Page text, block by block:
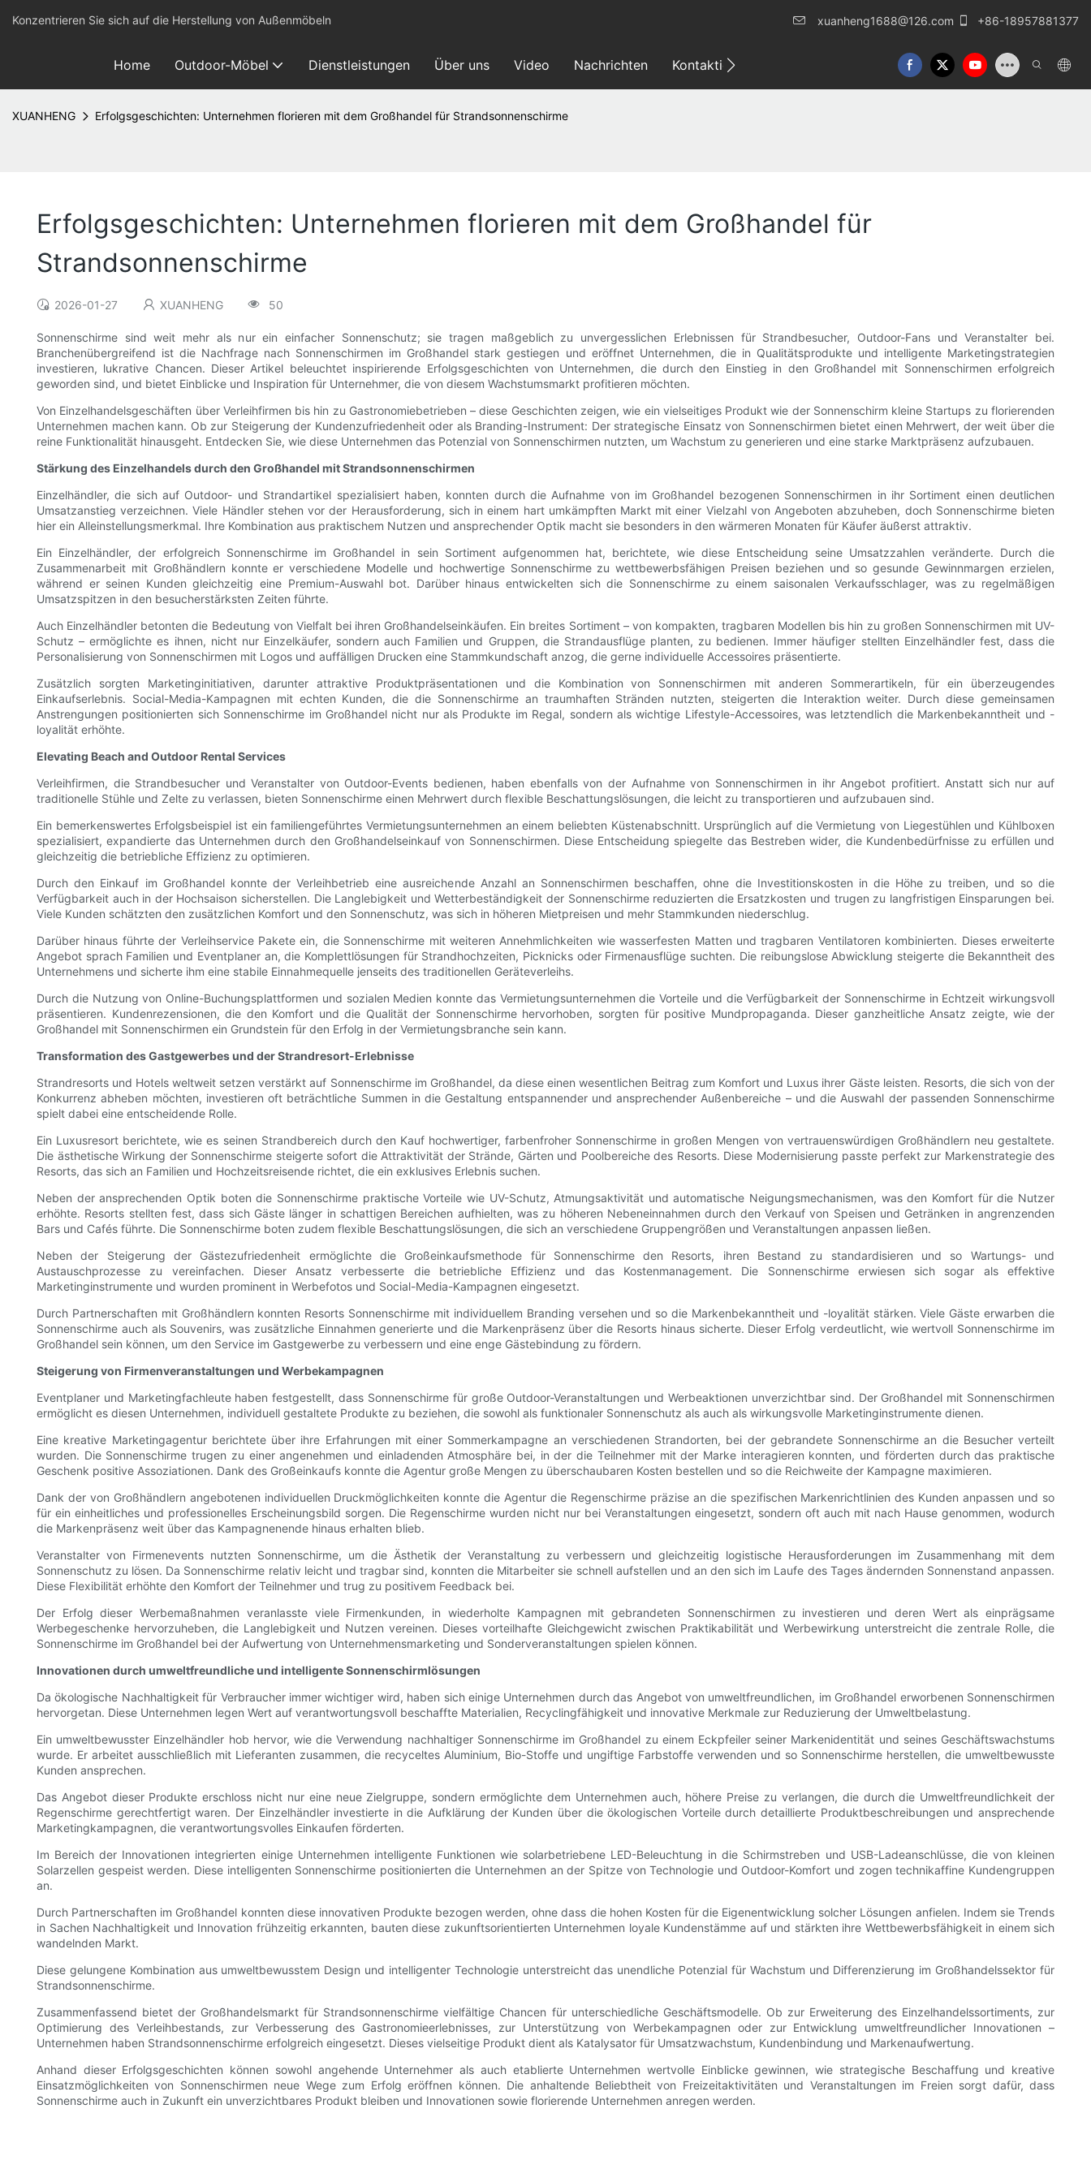
Konzentrieren Sie sich auf die Herstellung von Außenmöbeln xuanheng1688@126.com +86-18957881377
Home Outdoor-Möbel Dienstleistungen Über uns Video Nachrichten Kontaktieren Sie uns
XUANHENG Erfolgsgeschichten: Unternehmen florieren mit dem Großhandel für Strandsonnenschirme
Erfolgsgeschichten: Unternehmen florieren mit dem Großhandel für
Strandsonnenschirme
2026-01-27 XUANHENG 50
Sonnenschirme sind weit mehr als nur ein einfacher Sonnenschutz; sie tragen maßgeblich zu unvergesslichen Erlebnissen für Strandbesucher, Outdoor-Fans und Veranstalter bei.
Branchenübergreifend ist die Nachfrage nach Sonnenschirmen im Großhandel stark gestiegen und eröffnet Unternehmen, die in Qualitätsprodukte und intelligente Marketingstrategien
investieren, lukrative Chancen. Dieser Artikel beleuchtet inspirierende Erfolgsgeschichten von Unternehmen, die durch den Einstieg in den Großhandel mit Sonnenschirmen erfolgreich
geworden sind, und bietet Einblicke und Inspiration für Unternehmer, die von diesem Wachstumsmarkt profitieren möchten.
Von Einzelhandelsgeschäften über Verleihfirmen bis hin zu Gastronomiebetrieben – diese Geschichten zeigen, wie ein vielseitiges Produkt wie der Sonnenschirm kleine Startups zu florierenden
Unternehmen machen kann. Ob zur Steigerung der Kundenzufriedenheit oder als Branding-Instrument: Der strategische Einsatz von Sonnenschirmen bietet einen Mehrwert, der weit über die
reine Funktionalität hinausgeht. Entdecken Sie, wie diese Unternehmen das Potenzial von Sonnenschirmen nutzten, um Wachstum zu generieren und eine starke Marktpräsenz aufzubauen.
Stärkung des Einzelhandels durch den Großhandel mit Strandsonnenschirmen
Einzelhändler, die sich auf Outdoor- und Strandartikel spezialisiert haben, konnten durch die Aufnahme von im Großhandel bezogenen Sonnenschirmen in ihr Sortiment einen deutlichen
Umsatzanstieg verzeichnen. Viele Händler stehen vor der Herausforderung, sich in einem hart umkämpften Markt mit einer Vielzahl von Angeboten abzuheben, doch Sonnenschirme bieten
hier ein Alleinstellungsmerkmal. Ihre Kombination aus praktischem Nutzen und ansprechender Optik macht sie besonders in den wärmeren Monaten für Käufer äußerst attraktiv.
Ein Einzelhändler, der erfolgreich Sonnenschirme im Großhandel in sein Sortiment aufgenommen hat, berichtete, wie diese Entscheidung seine Umsatzzahlen veränderte. Durch die
Zusammenarbeit mit Großhändlern konnte er verschiedene Modelle und hochwertige Sonnenschirme zu wettbewerbsfähigen Preisen beziehen und so gesunde Gewinnmargen erzielen,
während er seinen Kunden gleichzeitig eine Premium-Auswahl bot. Darüber hinaus entwickelten sich die Sonnenschirme zu einem saisonalen Verkaufsschlager, was zu regelmäßigen
Umsatzspitzen in den besucherstärksten Zeiten führte.
Auch Einzelhändler betonten die Bedeutung von Vielfalt bei ihren Großhandelseinkäufen. Ein breites Sortiment – ​​von kompakten, tragbaren Modellen bis hin zu großen Sonnenschirmen mit UV-
Schutz – ermöglichte es ihnen, nicht nur Einzelkäufer, sondern auch Familien und Gruppen, die Strandausflüge planten, zu bedienen. Immer häufiger stellten Einzelhändler fest, dass die
Personalisierung von Sonnenschirmen mit Logos und auffälligen Drucken eine Stammkundschaft anzog, die gerne individuelle Accessoires präsentierte.
Zusätzlich sorgten Marketinginitiativen, darunter attraktive Produktpräsentationen und die Kombination von Sonnenschirmen mit anderen Sommerartikeln, für ein überzeugendes
Einkaufserlebnis. Social-Media-Kampagnen mit echten Kunden, die die Sonnenschirme an traumhaften Stränden nutzten, steigerten die Interaktion weiter. Durch diese gemeinsamen
Anstrengungen positionierten sich Sonnenschirme im Großhandel nicht nur als Produkte im Regal, sondern als wichtige Lifestyle-Accessoires, was letztendlich die Markenbekanntheit und -
loyalität erhöhte.
Elevating Beach and Outdoor Rental Services
Verleihfirmen, die Strandbesucher und Veranstalter von Outdoor-Events bedienen, haben ebenfalls von der Aufnahme von Sonnenschirmen in ihr Angebot profitiert. Anstatt sich nur auf
traditionelle Stühle und Zelte zu verlassen, bieten Sonnenschirme einen Mehrwert durch flexible Beschattungslösungen, die leicht zu transportieren und aufzubauen sind.
Ein bemerkenswertes Erfolgsbeispiel ist ein familiengeführtes Vermietungsunternehmen an einem beliebten Küstenabschnitt. Ursprünglich auf die Vermietung von Liegestühlen und Kühlboxen
spezialisiert, expandierte das Unternehmen durch den Großhandelseinkauf von Sonnenschirmen. Diese Entscheidung spiegelte das Bestreben wider, die Kundenbedürfnisse zu erfüllen und
gleichzeitig die betriebliche Effizienz zu optimieren.
Durch den Einkauf im Großhandel konnte der Verleihbetrieb eine ausreichende Anzahl an Sonnenschirmen beschaffen, ohne die Investitionskosten in die Höhe zu treiben, und so die
Verfügbarkeit auch in der Hochsaison sicherstellen. Die Langlebigkeit und Wetterbeständigkeit der Sonnenschirme reduzierten die Ersatzkosten und trugen zu langfristigen Einsparungen bei.
Viele Kunden schätzten den zusätzlichen Komfort und den Sonnenschutz, was sich in höheren Mietpreisen und mehr Stammkunden niederschlug.
Darüber hinaus führte der Verleihservice Pakete ein, die Sonnenschirme mit weiteren Annehmlichkeiten wie wasserfesten Matten und tragbaren Ventilatoren kombinierten. Dieses erweiterte
Angebot sprach Familien und Eventplaner an, die Komplettlösungen für Strandhochzeiten, Picknicks oder Firmenausflüge suchten. Die reibungslose Abwicklung steigerte die Bekanntheit des
Unternehmens und sicherte ihm eine stabile Einnahmequelle jenseits des traditionellen Geräteverleihs.
Durch die Nutzung von Online-Buchungsplattformen und sozialen Medien konnte das Vermietungsunternehmen die Vorteile und die Verfügbarkeit der Sonnenschirme in Echtzeit wirkungsvoll
präsentieren. Kundenrezensionen, die den Komfort und die Qualität der Sonnenschirme hervorhoben, sorgten für positive Mundpropaganda. Dieser ganzheitliche Ansatz zeigte, wie der
Großhandel mit Sonnenschirmen ein Grundstein für den Erfolg in der Vermietungsbranche sein kann.
Transformation des Gastgewerbes und der Strandresort-Erlebnisse
Strandresorts und Hotels weltweit setzen verstärkt auf Sonnenschirme im Großhandel, da diese einen wesentlichen Beitrag zum Komfort und Luxus ihrer Gäste leisten. Resorts, die sich von der
Konkurrenz abheben möchten, investieren oft beträchtliche Summen in die Gestaltung entspannender und ansprechender Außenbereiche – und die Auswahl der passenden Sonnenschirme
spielt dabei eine entscheidende Rolle.
Ein Luxusresort berichtete, wie es seinen Strandbereich durch den Kauf hochwertiger, farbenfroher Sonnenschirme in großen Mengen von vertrauenswürdigen Großhändlern neu gestaltete.
Die ästhetische Wirkung der Sonnenschirme steigerte sofort die Attraktivität der Strände, Gärten und Poolbereiche des Resorts. Diese Modernisierung passte perfekt zur Markenstrategie des
Resorts, das sich an Familien und Hochzeitsreisende richtet, die ein exklusives Erlebnis suchen.
Neben der ansprechenden Optik boten die Sonnenschirme praktische Vorteile wie UV-Schutz, Atmungsaktivität und automatische Neigungsmechanismen, was den Komfort für die Nutzer
erhöhte. Resorts stellten fest, dass sich Gäste länger in schattigen Bereichen aufhielten, was zu höheren Nebeneinnahmen durch den Verkauf von Speisen und Getränken in angrenzenden
Bars und Cafés führte. Die Sonnenschirme boten zudem flexible Beschattungslösungen, die sich an verschiedene Gruppengrößen und Veranstaltungen anpassen ließen.
Neben der Steigerung der Gästezufriedenheit ermöglichte die Großeinkaufsmethode für Sonnenschirme den Resorts, ihren Bestand zu standardisieren und so Wartungs- und
Austauschprozesse zu vereinfachen. Dieser Ansatz verbesserte die betriebliche Effizienz und das Kostenmanagement. Die Sonnenschirme erwiesen sich sogar als effektive
Marketinginstrumente und wurden prominent in Werbefotos und Social-Media-Kampagnen eingesetzt.
Durch Partnerschaften mit Großhändlern konnten Resorts Sonnenschirme mit individuellem Branding versehen und so die Markenbekanntheit und -loyalität stärken. Viele Gäste erwarben die
Sonnenschirme auch als Souvenirs, was zusätzliche Einnahmen generierte und die Markenpräsenz über die Resorts hinaus sicherte. Dieser Erfolg verdeutlicht, wie wertvoll Sonnenschirme im
Großhandel sein können, um den Service im Gastgewerbe zu verbessern und eine enge Gästebindung zu fördern.
Steigerung von Firmenveranstaltungen und Werbekampagnen
Eventplaner und Marketingfachleute haben festgestellt, dass Sonnenschirme für große Outdoor-Veranstaltungen und Werbeaktionen unverzichtbar sind. Der Großhandel mit Sonnenschirmen
ermöglicht es diesen Unternehmen, individuell gestaltete Produkte zu beziehen, die sowohl als funktionaler Sonnenschutz als auch als wirkungsvolle Marketinginstrumente dienen.
Eine kreative Marketingagentur berichtete über ihre Erfahrungen mit einer Sommerkampagne an verschiedenen Strandorten, bei der gebrandete Sonnenschirme an die Besucher verteilt
wurden. Die Sonnenschirme trugen zu einer angenehmen und einladenden Atmosphäre bei, in der die Teilnehmer mit der Marke interagieren konnten, und förderten durch das praktische
Geschenk positive Assoziationen. Dank des Großeinkaufs konnte die Agentur große Mengen zu überschaubaren Kosten bestellen und so die Reichweite der Kampagne maximieren.
Dank der von Großhändlern angebotenen individuellen Druckmöglichkeiten konnte die Agentur die Regenschirme präzise an die spezifischen Markenrichtlinien des Kunden anpassen und so
für ein einheitliches und professionelles Erscheinungsbild sorgen. Die Regenschirme wurden nicht nur bei Veranstaltungen eingesetzt, sondern oft auch mit nach Hause genommen, wodurch
die Markenpräsenz weit über das Kampagnenende hinaus erhalten blieb.
Veranstalter von Firmenevents nutzten Sonnenschirme, um die Ästhetik der Veranstaltung zu verbessern und gleichzeitig logistische Herausforderungen im Zusammenhang mit dem
Sonnenschutz zu lösen. Da Sonnenschirme relativ leicht und tragbar sind, konnten die Mitarbeiter sie schnell aufstellen und an den sich im Laufe des Tages ändernden Sonnenstand anpassen.
Diese Flexibilität erhöhte den Komfort der Teilnehmer und trug zu positivem Feedback bei.
Der Erfolg dieser Werbemaßnahmen veranlasste viele Firmenkunden, in wiederholte Kampagnen mit gebrandeten Sonnenschirmen zu investieren und deren Wert als einprägsame
Werbegeschenke hervorzuheben, die Langlebigkeit und Nutzen vereinen. Dieses vorteilhafte Gleichgewicht zwischen Praktikabilität und Werbewirkung unterstreicht die zentrale Rolle, die
Sonnenschirme im Großhandel bei der Aufwertung von Unternehmensmarketing und Sonderveranstaltungen spielen können.
Innovationen durch umweltfreundliche und intelligente Sonnenschirmlösungen
Da ökologische Nachhaltigkeit für Verbraucher immer wichtiger wird, haben sich einige Unternehmen durch das Angebot von umweltfreundlichen, im Großhandel erworbenen Sonnenschirmen
hervorgetan. Diese Unternehmen legen Wert auf verantwortungsvoll beschaffte Materialien, Recyclingfähigkeit und innovative Merkmale zur Reduzierung der Umweltbelastung.
Ein umweltbewusster Einzelhändler hob hervor, wie die Verwendung nachhaltiger Sonnenschirme im Großhandel zu einem Eckpfeiler seiner Markenidentität und seines Geschäftswachstums
wurde. Er arbeitet ausschließlich mit Lieferanten zusammen, die recyceltes Aluminium, Bio-Stoffe und ungiftige Farbstoffe verwenden und so Sonnenschirme herstellen, die umweltbewusste
Kunden ansprechen.
Das Angebot dieser Produkte erschloss nicht nur eine neue Zielgruppe, sondern ermöglichte dem Unternehmen auch, höhere Preise zu verlangen, die durch die Umweltfreundlichkeit der
Regenschirme gerechtfertigt waren. Der Einzelhändler investierte in die Aufklärung der Kunden über die ökologischen Vorteile durch detaillierte Produktbeschreibungen und ansprechende
Marketingkampagnen, die verantwortungsvolles Einkaufen förderten.
Im Bereich der Innovationen integrierten einige Unternehmen intelligente Funktionen wie solarbetriebene LED-Beleuchtung in die Schirmstreben und USB-Ladeanschlüsse, die von kleinen
Solarzellen gespeist werden. Diese intelligenten Sonnenschirme positionierten die Unternehmen an der Spitze von Technologie und Outdoor-Komfort und zogen technikaffine Kundengruppen
an.
Durch Partnerschaften im Großhandel konnten diese innovativen Produkte bezogen werden, ohne dass die hohen Kosten für die Eigenentwicklung solcher Lösungen anfielen. Indem sie Trends
in Sachen Nachhaltigkeit und Innovation frühzeitig erkannten, bauten diese zukunftsorientierten Unternehmen loyale Kundenstämme auf und stärkten ihre Wettbewerbsfähigkeit in einem sich
wandelnden Markt.
Diese gelungene Kombination aus umweltbewusstem Design und intelligenter Technologie unterstreicht das unendliche Potenzial für Wachstum und Differenzierung im Großhandelssektor für
Strandsonnenschirme.
Zusammenfassend bietet der Großhandelsmarkt für Strandsonnenschirme vielfältige Chancen für unterschiedliche Geschäftsmodelle. Ob zur Erweiterung des Einzelhandelssortiments, zur
Optimierung des Verleihbestands, zur Verbesserung des Gastronomieerlebnisses, zur Unterstützung von Werbekampagnen oder zur Entwicklung umweltfreundlicher Innovationen –
Unternehmen haben Strandsonnenschirme erfolgreich eingesetzt. Dieses vielseitige Produkt dient als Katalysator für Umsatzwachstum, Kundenbindung und Markenaufwertung.
Anhand dieser Erfolgsgeschichten können sowohl angehende Unternehmer als auch etablierte Unternehmen wertvolle Einblicke gewinnen, wie strategische Beschaffung und kreative
Einsatzmöglichkeiten von Sonnenschirmen neue Wege zum Erfolg eröffnen können. Die anhaltende Beliebtheit von Freizeitaktivitäten und Veranstaltungen im Freien sorgt dafür, dass
Sonnenschirme auch in Zukunft ein unverzichtbares Produkt bleiben und Innovationen sowie florierende Unternehmen anregen werden.